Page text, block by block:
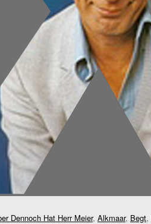
Dennoch Hat Herr Meier, Alkmaar, Begt,